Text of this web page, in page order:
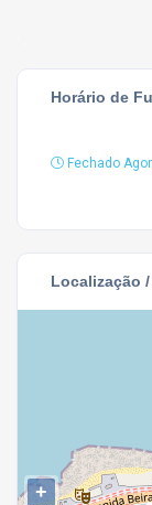
Horário de
Fechado
Localização
+